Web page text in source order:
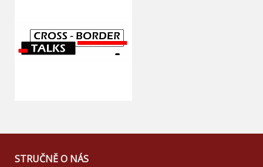
STRUČNĚ O NÁS